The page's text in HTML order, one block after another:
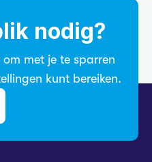
nodig?
met je te sparren
kunt bereiken.